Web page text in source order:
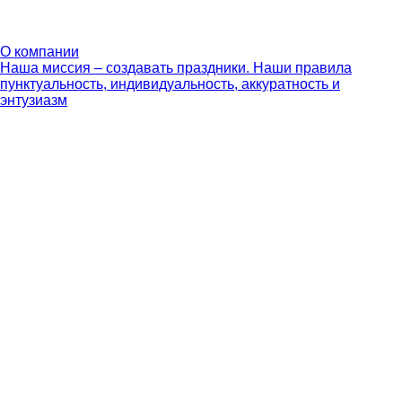
О компании
Наша миссия – создавать праздники. Наши правила
пунктуальность, индивидуальность, аккуратность и
энтузиазм